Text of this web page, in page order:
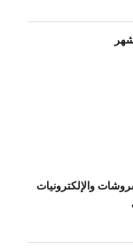
والإلكترونيات